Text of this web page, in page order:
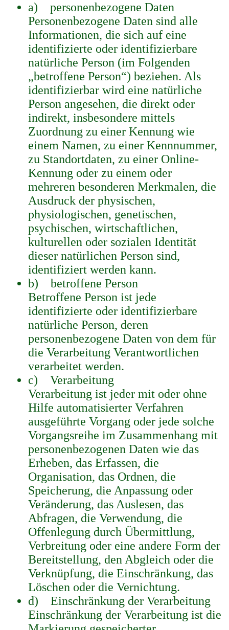
a) personenbezogene Daten
Personenbezogene Daten sind alle
Informationen, die sich auf eine
identifizierte oder identifizierbare
natürliche Person (im Folgenden
„betroffene Person“) beziehen. Als
identifizierbar wird eine natürliche
Person angesehen, die direkt oder
indirekt, insbesondere mittels
Zuordnung zu einer Kennung wie
einem Namen, zu einer Kennnummer,
zu Standortdaten, zu einer Online-
Kennung oder zu einem oder
mehreren besonderen Merkmalen, die
Ausdruck der physischen,
physiologischen, genetischen,
psychischen, wirtschaftlichen,
kulturellen oder sozialen Identität
dieser natürlichen Person sind,
identifiziert werden kann.
b) betroffene Person
Betroffene Person ist jede
identifizierte oder identifizierbare
natürliche Person, deren
personenbezogene Daten von dem für
die Verarbeitung Verantwortlichen
verarbeitet werden.
c) Verarbeitung
Verarbeitung ist jeder mit oder ohne
Hilfe automatisierter Verfahren
ausgeführte Vorgang oder jede solche
Vorgangsreihe im Zusammenhang mit
personenbezogenen Daten wie das
Erheben, das Erfassen, die
Organisation, das Ordnen, die
Speicherung, die Anpassung oder
Veränderung, das Auslesen, das
Abfragen, die Verwendung, die
Offenlegung durch Übermittlung,
Verbreitung oder eine andere Form der
Bereitstellung, den Abgleich oder die
Verknüpfung, die Einschränkung, das
Löschen oder die Vernichtung.
d) Einschränkung der Verarbeitung
Einschränkung der Verarbeitung ist die